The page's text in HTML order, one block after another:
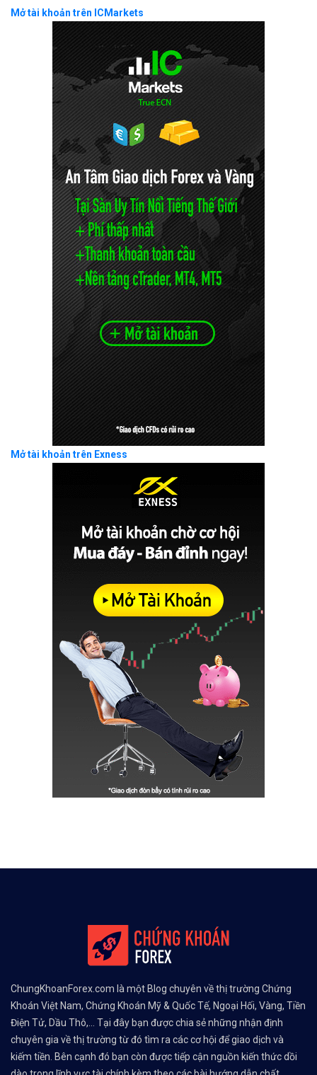
Mở tài khoản trên ICMarkets
Mở tài khoản trên Exness
ChungKhoanForex.com là một Blog chuyên về thị trường Chứng
Khoán Việt Nam, Chứng Khoán Mỹ & Quốc Tế, Ngoại Hối, Vàng, Tiền
Điện Tử, Dầu Thô,... Tại đây bạn được chia sẻ những nhận định
chuyên gia về thị trường từ đó tìm ra các cơ hội để giao dịch và
kiếm tiền. Bên cạnh đó bạn còn được tiếp cận nguồn kiến thức dồi